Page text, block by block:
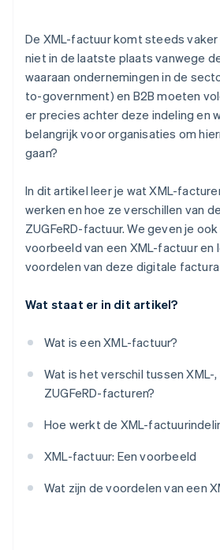
Minder fouten
Transparantie en controle
Kostenbesparing
Duurzaamheid
De XML-factuur komt steeds vaker
niet in de laatste plaats vanwege
waaraan ondernemingen in de
to-government) en B2B moeten
er precies achter deze indeling en
belangrijk voor organisaties om
gaan?
In dit artikel leer je wat XML-
werken en hoe ze verschillen van
ZUGFeRD-factuur. We geven je
voorbeeld van een XML-factuur en
voordelen van deze digitale
Wat staat er in dit artikel?
Wat is een XML-factuur?
Wat is het verschil tussen XML-,
ZUGFeRD-facturen?
Hoe werkt de XML-
XML-factuur: Een voorbeeld
Wat zijn de voordelen van een